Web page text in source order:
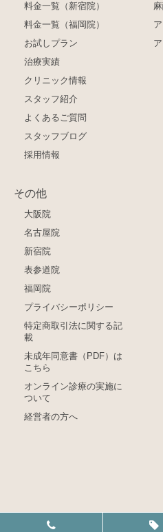
料金一覧（新宿院）
料金一覧（福岡院）
お試しプラン
治療実績
クリニック情報
スタッフ紹介
よくあるご質問
スタッフブログ
採用情報
その他
大阪院
名古屋院
新宿院
表参道院
福岡院
プライバシーポリシー
特定商取引法に関する記
載
未成年同意書（PDF）は
こちら
オンライン診療の実施に
ついて
経営者の方へ